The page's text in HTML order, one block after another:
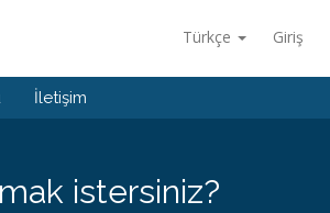
Türkçe Giriş
İletişim
istersiniz?